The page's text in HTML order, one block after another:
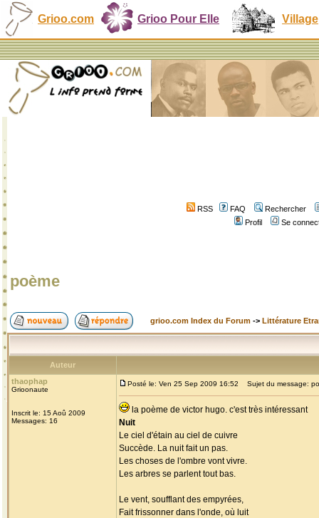
Grioo.com Grioo Pour Elle Village
RSS FAQ
Rechercher
Profil
Se
poème
grioo.com Index du Forum -> Littérature
Auteur
thaophap
Grioonaute
Inscrit le: 15 Aoû 2009
Messages: 16
Posté le: Ven 25 Sep 2009 16:52 Sujet du message:
la poème de victor hugo. c'est très intéressant
Nuit
Le ciel d'étain au ciel de cuivre
Succède. La nuit fait un pas.
Les choses de l'ombre vont vivre.
Les arbres se parlent tout bas.
Le vent, soufflant des empyrées,
Fait frissonner dans l'onde, où luit